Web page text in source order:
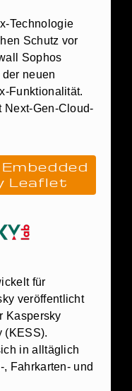
Technologie
Schutz vor
Sophos
neuen
Funktionalität.
Next-Gen-Cloud-
Leaflet
für
veröffentlicht
Kaspersky
(KESS).
in alltäglich
Fahrkarten- und